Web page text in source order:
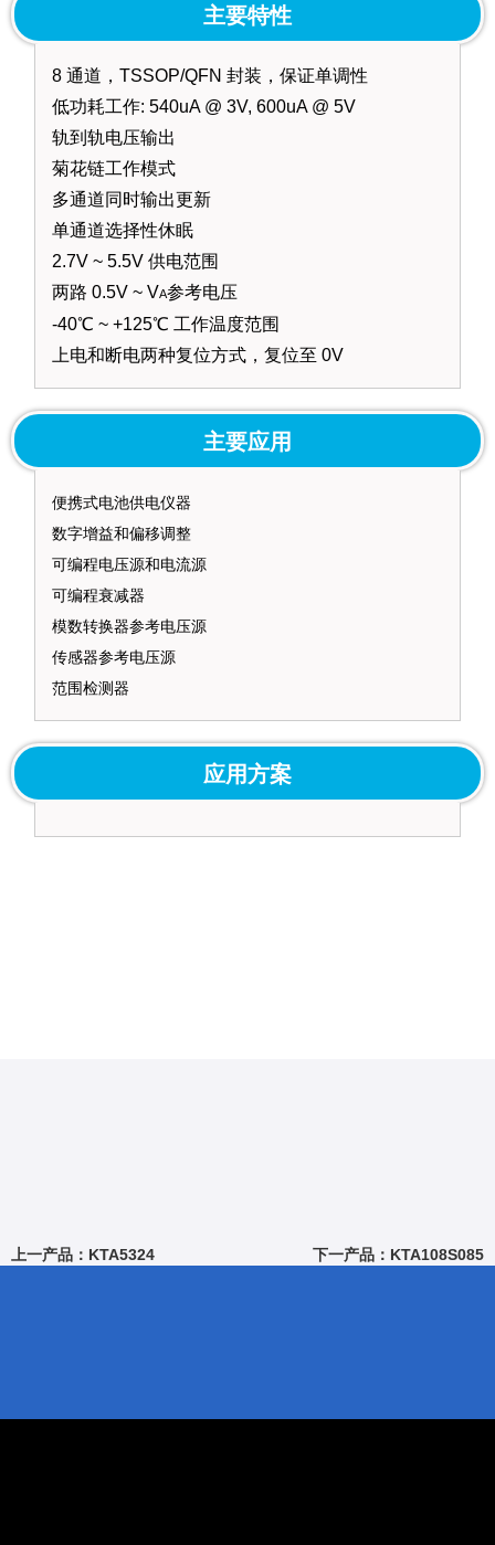
主要特性
8 通道，TSSOP/QFN 封装，保证单调性
低功耗工作: 540uA @ 3V, 600uA @ 5V
轨到轨电压输出
菊花链工作模式
多通道同时输出更新
单通道选择性休眠
2.7V ~ 5.5V 供电范围
两路 0.5V ~ VA参考电压
-40℃ ~ +125℃ 工作温度范围
上电和断电两种复位方式，复位至 0V
主要应用
便携式电池供电仪器
数字增益和偏移调整
可编程电压源和电流源
可编程衰减器
模数转换器参考电压源
传感器参考电压源
范围检测器
应用方案
上一产品：KTA5324 下一产品：KTA108S085